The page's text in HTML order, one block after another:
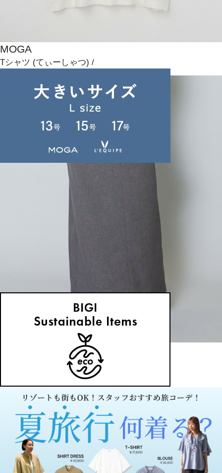
MOGA
Tシャツ (てぃーしゃつ) /
(すかーと) /